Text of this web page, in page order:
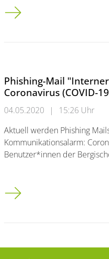
Phishing-Welle
Phishing-Mail
Coronavirus (COVID-
04.05.2020 |
15:26 Uhr
Aktuell werden Phishing
Kommunikationsalarm:
Benutzer*innen der
Phishing-Mail "Interner